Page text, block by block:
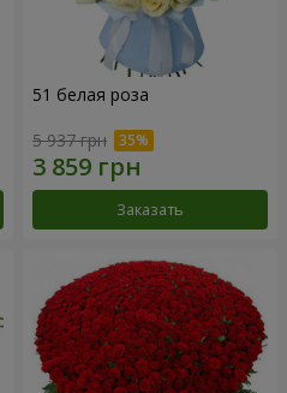
51 белая роза
5 937 грн
Заказать